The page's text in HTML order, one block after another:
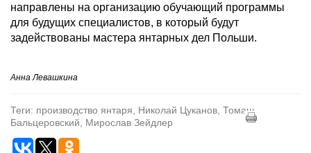
направлены на организацию обучающий программы
для будущих специалистов, в который будут
задействованы мастера янтарных дел Польши.
Анна Левашкина
Теги: производство янтаря, Николай Цуканов, Томаш
Бальцеровский, Мирослав Зейдлер